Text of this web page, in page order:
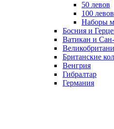
50 левов
100 левов
Наборы
Босния и
Ватикан и
Британские
Венгрия
Гибралтар
Германия